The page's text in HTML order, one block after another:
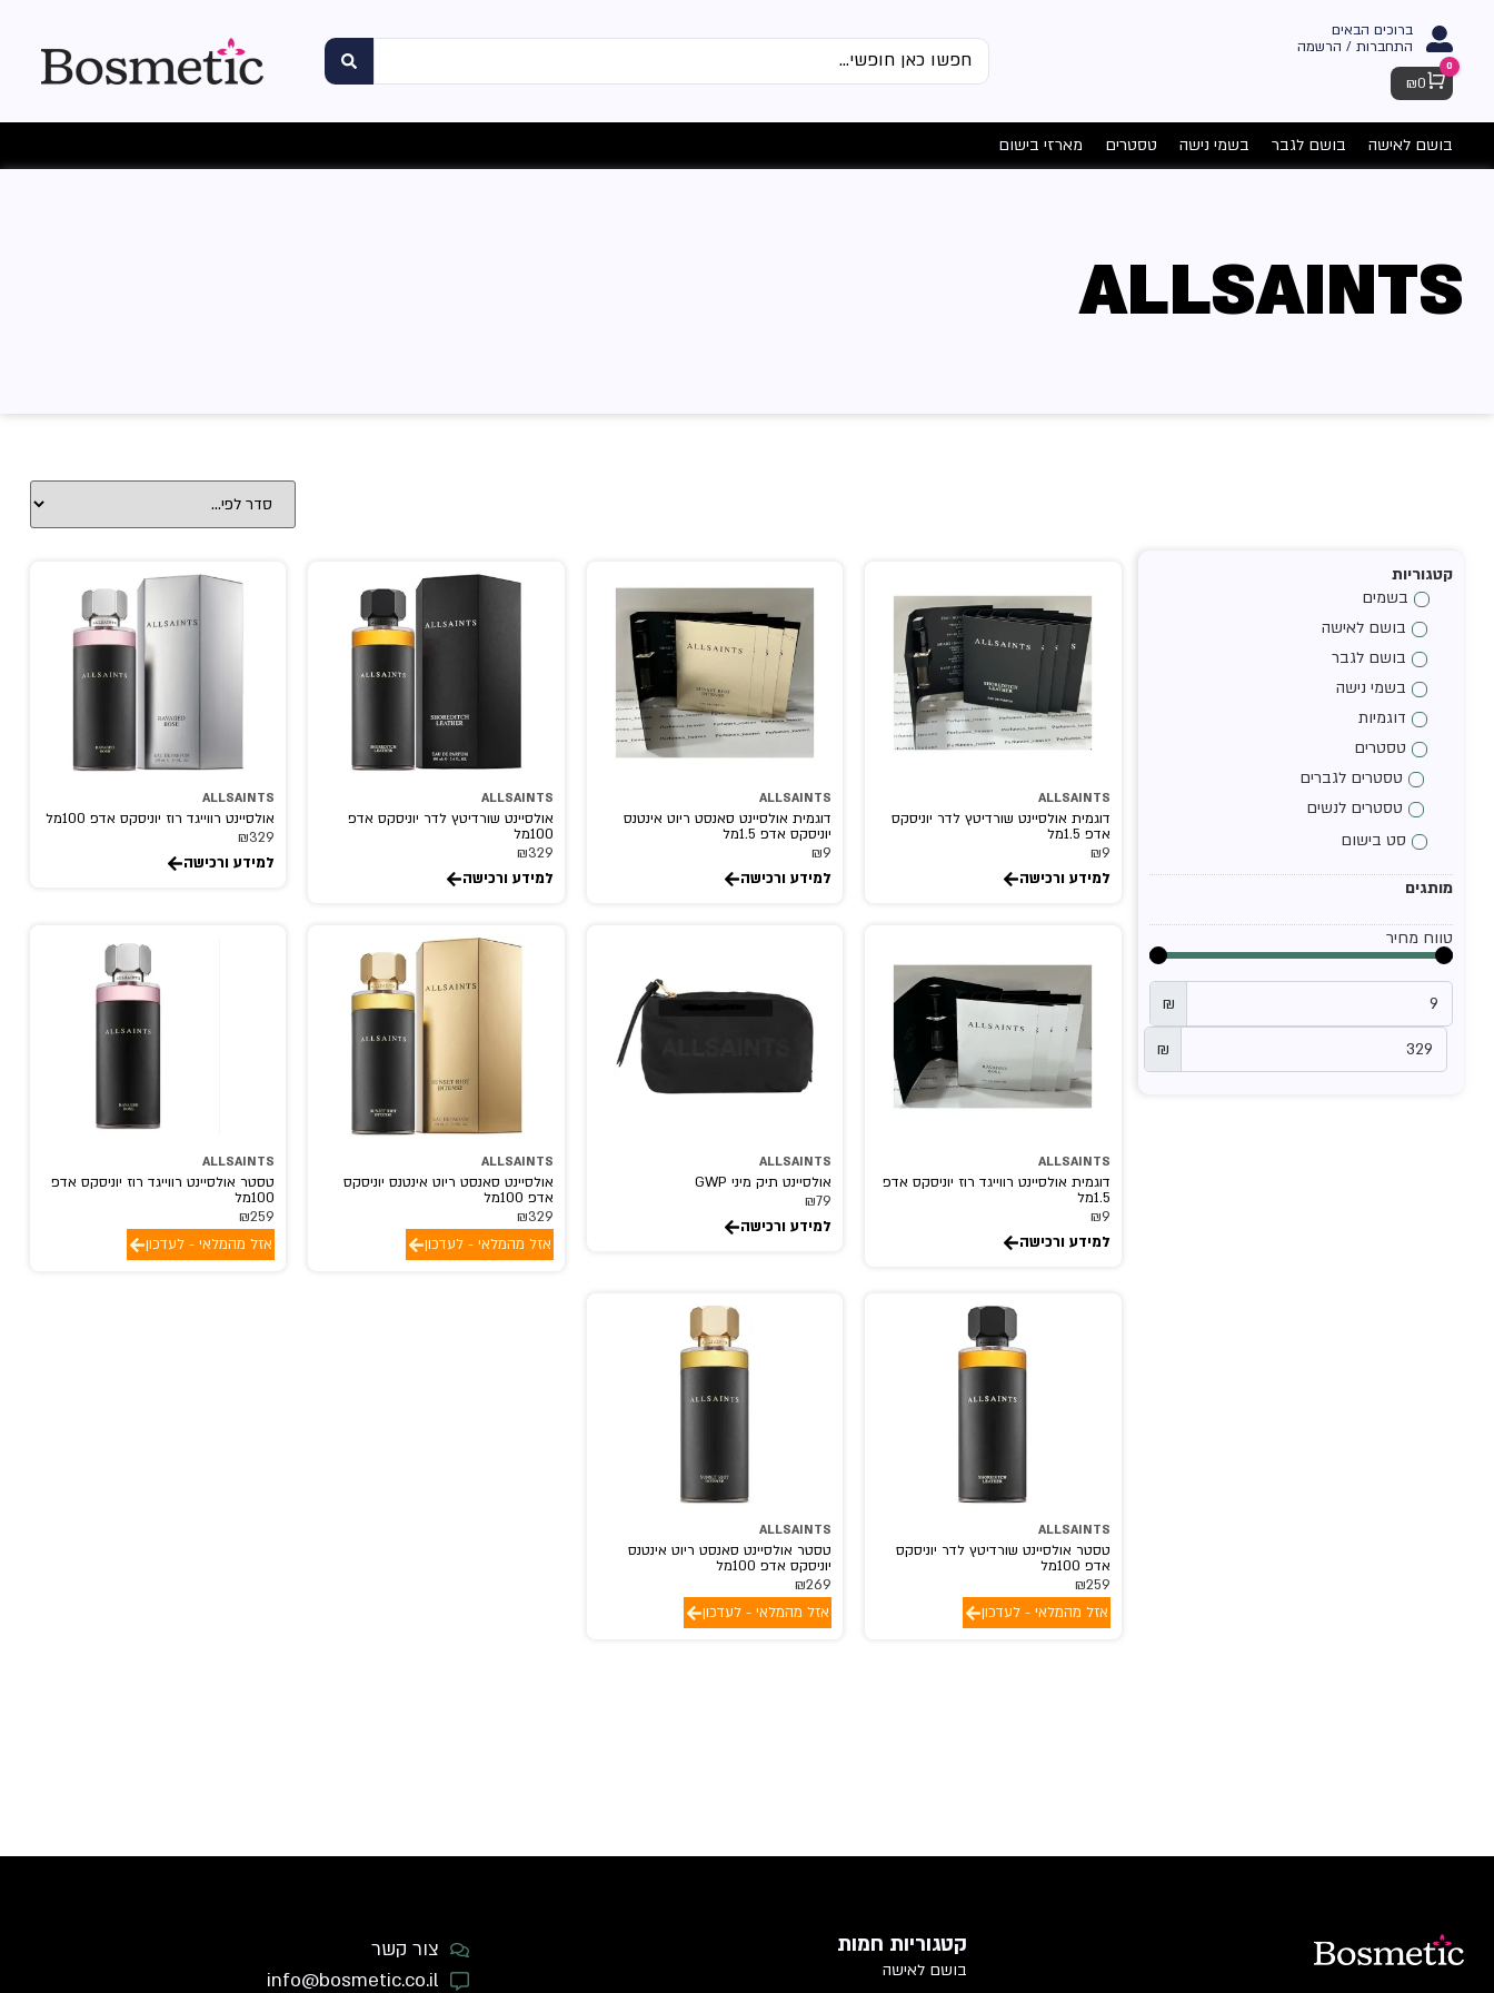
ברוכים הבאים
התחברות / הרשמה
Cart
0
₪0
בושם לאישה בושם לגבר בשמי נישה טסטרים מארזי בישום
ALLSAINTS
קטגוריות
בשמים
בושם לאישה
בושם לגבר
בשמי נישה
דוגמיות
טסטרים
טסטרים לגברים
טסטרים לנשים
סט בישום
מותגים
טווח מחיר
₪
₪
ALLSAINTS
דוגמית אולסיינט שורדיטץ לדר יוניסקס
אדפ 1.5מל
₪9
למידע ורכישה
ALLSAINTS
דוגמית אולסיינט סאנסט ריוט אינטנס
יוניסקס אדפ 1.5מל
₪9
למידע ורכישה
ALLSAINTS
אולסיינט שורדיטץ לדר יוניסקס אדפ
100מל
₪329
למידע ורכישה
ALLSAINTS
אולסיינט רווייגד רוז יוניסקס אדפ 100מל
₪329
למידע ורכישה
ALLSAINTS
דוגמית אולסיינט רווייגד רוז יוניסקס אדפ
1.5מל
₪9
למידע ורכישה
ALLSAINTS
אולסיינט תיק מיני GWP
₪79
למידע ורכישה
ALLSAINTS
אולסיינט סאנסט ריוט אינטנס יוניסקס
אדפ 100מל
₪329
אזל מהמלאי - לעדכון
ALLSAINTS
טסטר אולסיינט רווייגד רוז יוניסקס אדפ
100מל
₪259
אזל מהמלאי - לעדכון
ALLSAINTS
טסטר אולסיינט שורדיטץ לדר יוניסקס
אדפ 100מל
₪259
אזל מהמלאי - לעדכון
ALLSAINTS
טסטר אולסיינט סאנסט ריוט אינטנס
יוניסקס אדפ 100מל
₪269
אזל מהמלאי - לעדכון
קטגוריות חמות
בושם לאישה
צור קשר
info@bosmetic.co.il